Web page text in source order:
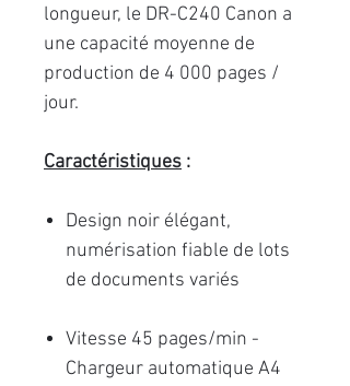
longueur, le DR-C240 Canon a
une capacité moyenne de
production de 4 000 pages /
jour.
Caractéristiques :
Design noir élégant,
numérisation fiable de lots
de documents variés
Vitesse 45 pages/min -
Chargeur automatique A4